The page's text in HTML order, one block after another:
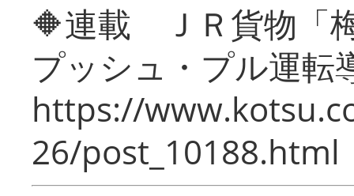
🔶連載 ＪＲ貨物「
プッシュ・プル運転
https://
26/post_10188.html